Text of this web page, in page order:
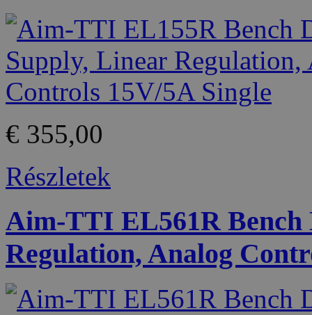
€ 355,00
Részletek
Aim-TTI EL561R Bench
Regulation, Analog